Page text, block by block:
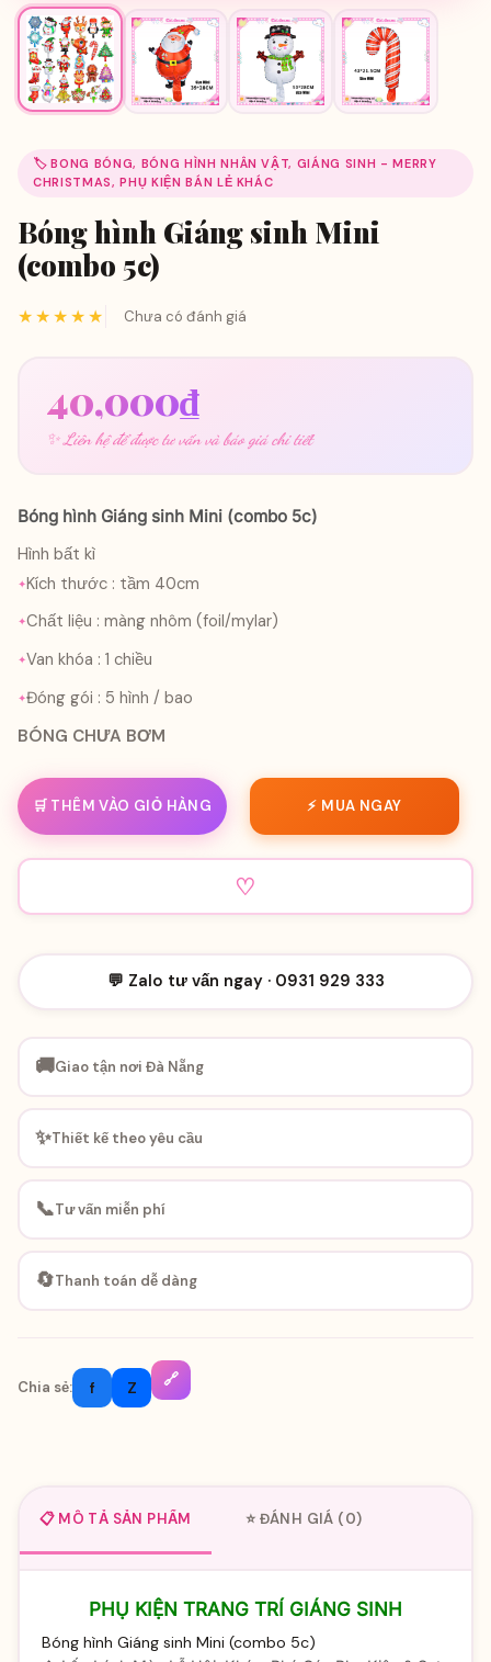
🏷️ BONG BÓNG, BÓNG HÌNH NHÂN VẬT, GIÁNG SINH - MERRY
CHRISTMAS, PHỤ KIỆN BÁN LẺ KHÁC
Bóng hình Giáng sinh Mini
(combo 5c)
★★★★★ Chưa có đánh giá
40,000₫
✨ Liên hệ để được tư vấn và báo giá chi tiết
Bóng hình Giáng sinh Mini (combo 5c)
Hình bất kì
Kích thước : tầm 40cm
Chất liệu : màng nhôm (foil/mylar)
Van khóa : 1 chiều
Đóng gói : 5 hình / bao
BÓNG CHƯA BƠM
🛒 THÊM VÀO GIỎ HÀNG ⚡ MUA NGAY
♡
💬 Zalo tư vấn ngay · 0931 929 333
🚚Giao tận nơi Đà Nẵng
✨Thiết kế theo yêu cầu
📞Tư vấn miễn phí
🔄Thanh toán dễ dàng
Chia sẻ: f Z 🔗
📋 MÔ TẢ SẢN PHẨM ⭐ ĐÁNH GIÁ (0)
PHỤ KIỆN TRANG TRÍ GIÁNG SINH
Bóng hình Giáng sinh Mini (combo 5c)